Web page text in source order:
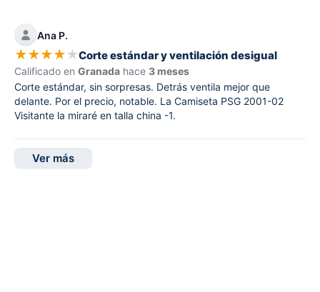
Ana P.
★★★★★Corte estándar y ventilación desigual
Calificado en Granada hace 3 meses
Corte estándar, sin sorpresas. Detrás ventila mejor que
delante. Por el precio, notable. La Camiseta PSG 2001-02
Visitante la miraré en talla china -1.
Ver más